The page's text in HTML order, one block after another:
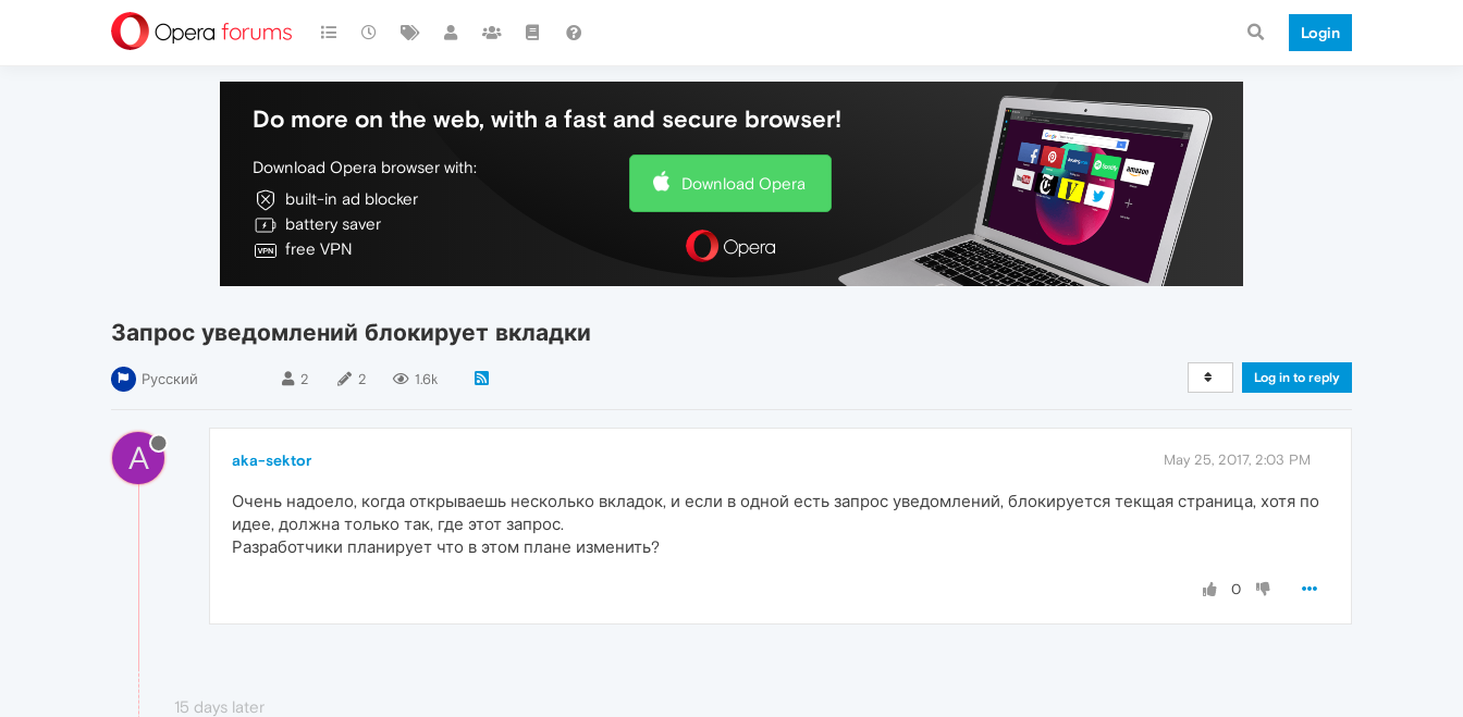
Login
Do more on the web, with a fast and secure browser!
Download Opera browser with:
built-in ad blocker
battery saver
free VPN
Download Opera
Запрос уведомлений блокирует вкладки
Русский 2 2 1.6k Log in to reply
A aka-sektor May 25, 2017, 2:03 PM
Очень надоело, когда открываешь несколько вкладок, и если в одной есть запрос уведомлений, блокируется текщая страница, хотя по
идее, должна только так, где этот запрос.
Разработчики планирует что в этом плане изменить?
0
15 days later